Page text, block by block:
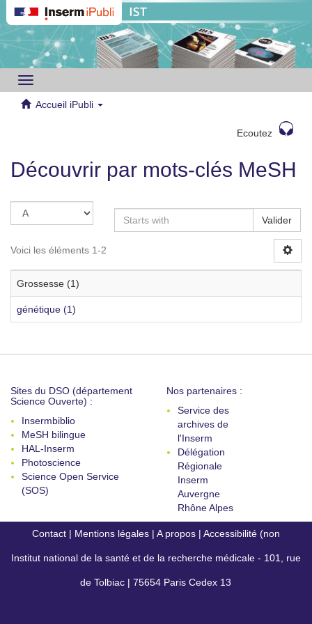
Toggle
navigation
Accueil iPubli
Ecoutez
Découvrir par mots-clés MeSH
Valider
Voici les éléments 1-2
Grossesse (1)
génétique (1)
Sites du DSO (département
Science Ouverte) :
Insermbiblio
MeSH bilingue
HAL-Inserm
Photoscience
Science Open Service
(SOS)
Nos partenaires :
Service des
archives de
l'Inserm
Délégation
Régionale
Inserm
Auvergne
Rhône Alpes
Contact | Mentions légales | A propos | Accessibilité (non
conforme)
Institut national de la santé et de la recherche médicale - 101, rue
de Tolbiac | 75654 Paris Cedex 13